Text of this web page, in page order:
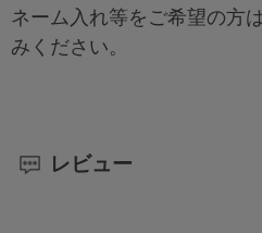
ネーム入れ等をご希望の方
みください。
レビュー